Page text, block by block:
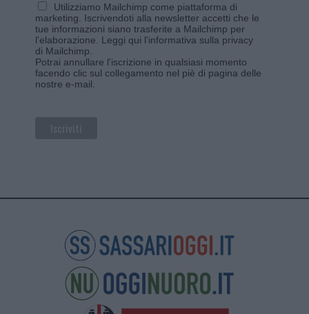
Utilizziamo Mailchimp come piattaforma di
marketing. Iscrivendoti alla newsletter accetti che le
tue informazioni siano trasferite a Mailchimp per
l'elaborazione. Leggi qui l'informativa sulla privacy
di Mailchimp
Potrai annullare l'iscrizione in qualsiasi momento
facendo clic sul collegamento nel piè di pagina delle
nostre e-mail.